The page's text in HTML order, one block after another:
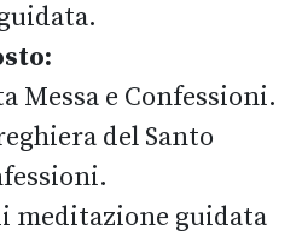
Messa e Confessioni.
del Santo
meditazione guidata